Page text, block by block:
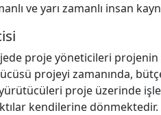
ve yarı zamanlı insan
proje yöneticileri
projeyi zamanında,
proje üzerinde
kendilerine dönmektedir.